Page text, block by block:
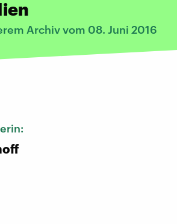
Archiv vom 08. Juni 2016